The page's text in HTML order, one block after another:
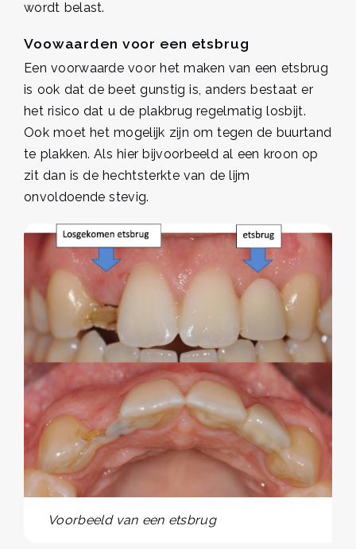
wordt belast.
Voowaarden voor een etsbrug
Een voorwaarde voor het maken van een etsbrug
is ook dat de beet gunstig is, anders bestaat er
het risico dat u de plakbrug regelmatig losbijt.
Ook moet het mogelijk zijn om tegen de buurtand
te plakken. Als hier bijvoorbeeld al een kroon op
zit dan is de hechtsterkte van de lijm
onvoldoende stevig.
Voorbeeld van een etsbrug